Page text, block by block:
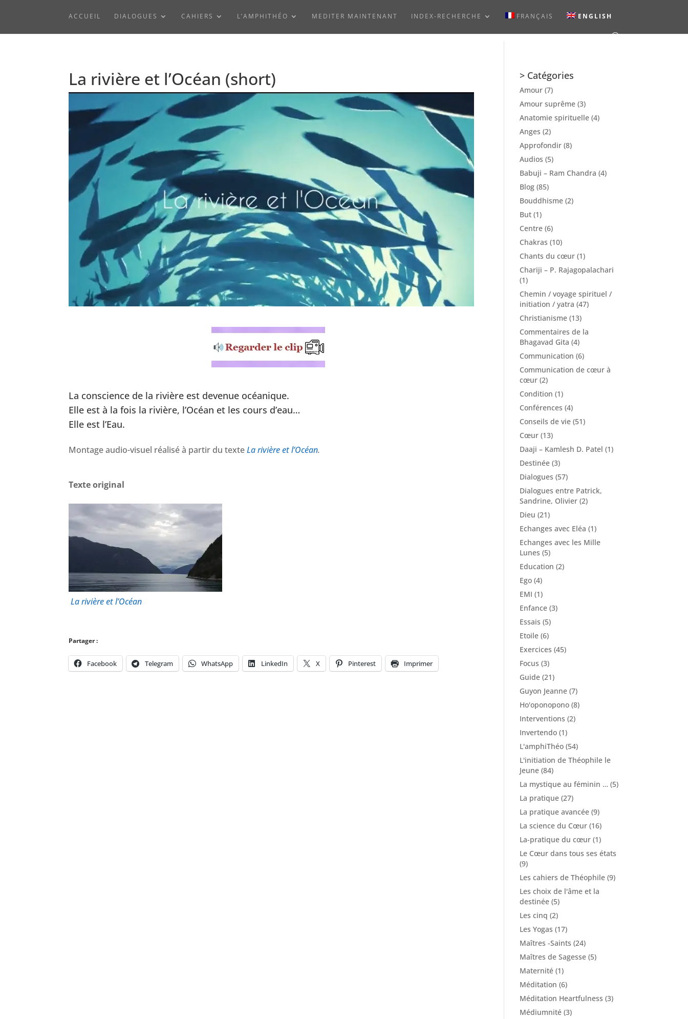
ACCUEIL DIALOGUES CAHIERS L’AMPHITHÉO MEDITER MAINTENANT INDEX-RECHERCHE FRANÇAIS ENGLISH
La rivière et l’Océan (short)
La conscience de la rivière est devenue océanique.
Elle est à la fois la rivière, l’Océan et les cours d’eau…
Elle est l’Eau.
Montage audio-visuel réalisé à partir du texteLa rivière et l’Océan.
Texte original
La rivière et l’Océan
Partager :
Facebook Telegram WhatsApp LinkedIn X Pinterest Imprimer
> Catégories
Amour (7)
Amour suprême (3)
Anatomie spirituelle (4)
Anges (2)
Approfondir (8)
Audios (5)
Babuji – Ram Chandra (4)
Blog (85)
Bouddhisme (2)
But (1)
Centre (6)
Chakras (10)
Chants du cœur (1)
Chariji – P. Rajagopalachari
(1)
Chemin / voyage spirituel /
initiation / yatra (47)
Christianisme (13)
Commentaires de la
Bhagavad Gita (4)
Communication (6)
Communication de cœur à
cœur (2)
Condition (1)
Conférences (4)
Conseils de vie (51)
Cœur (13)
Daaji – Kamlesh D. Patel (1)
Destinée (3)
Dialogues (57)
Dialogues entre Patrick,
Sandrine, Olivier (2)
Dieu (21)
Echanges avec Eléa (1)
Echanges avec les Mille
Lunes (5)
Education (2)
Ego (4)
EMI (1)
Enfance (3)
Essais (5)
Etoile (6)
Exercices (45)
Focus (3)
Guide (21)
Guyon Jeanne (7)
Ho'oponopono (8)
Interventions (2)
Invertendo (1)
L'amphiThéo (54)
L'initiation de Théophile le
Jeune (84)
La mystique au féminin … (5)
La pratique (27)
La pratique avancée (9)
La science du Cœur (16)
La-pratique du cœur (1)
Le Cœur dans tous ses états
(9)
Les cahiers de Théophile (9)
Les choix de l'âme et la
destinée (5)
Les cinq (2)
Les Yogas (17)
Maîtres -Saints (24)
Maîtres de Sagesse (5)
Maternité (1)
Méditation (6)
Méditation Heartfulness (3)
Médiumnité (3)